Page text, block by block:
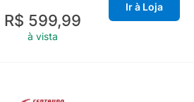
R$ 599,99
à vista
Ir à Loja